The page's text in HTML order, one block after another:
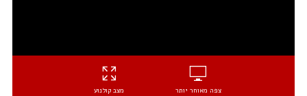
צפה מאוחר יותר מצב קולנוע